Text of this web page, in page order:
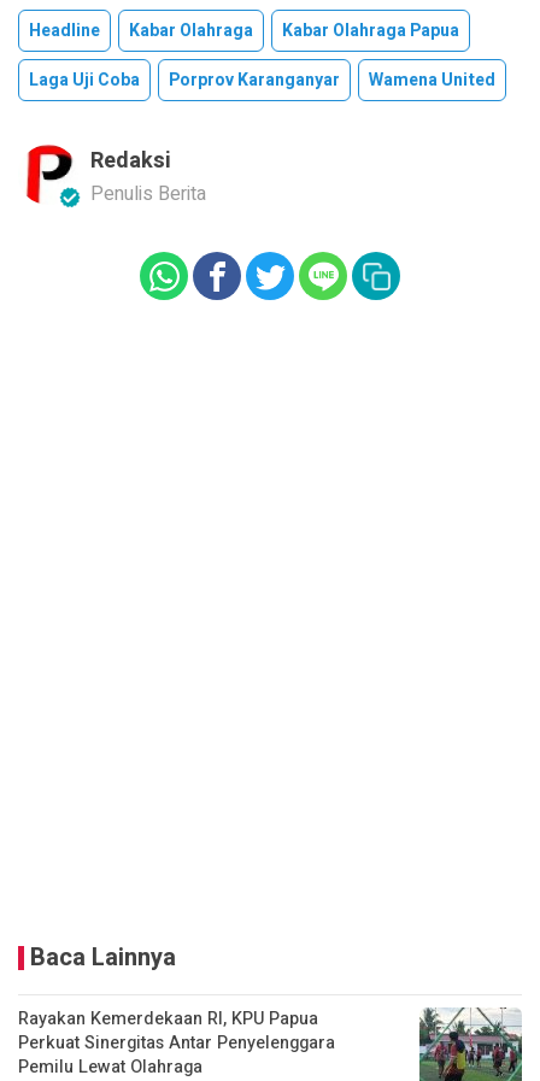
Headline Kabar Olahraga
Kabar Olahraga Papua
Laga Uji Coba
Porprov Karanganyar Wamena United
Redaksi
Penulis Berita
Baca Lainnya
Rayakan Kemerdekaan RI, KPU Papua
Perkuat Sinergitas Antar Penyelenggara
Pemilu Lewat Olahraga